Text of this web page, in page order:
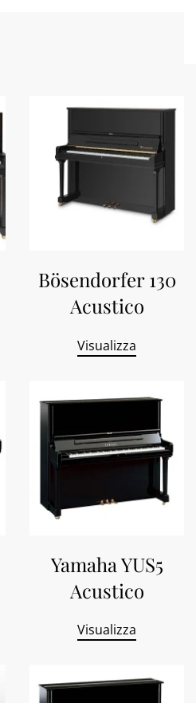
Bösendorfer 130
Acustico
Visualizza
Yamaha YUS5
Acustico
Visualizza